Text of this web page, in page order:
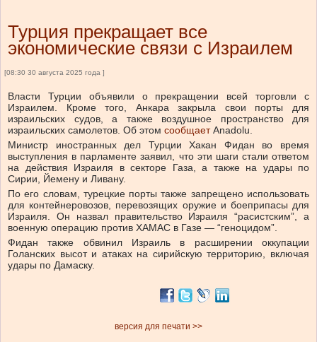
Турция прекращает все
экономические связи с Израилем
[08:30 30 августа 2025 года ]
Власти Турции объявили о прекращении всей торговли с
Израилем. Кроме того, Анкара закрыла свои порты для
израильских судов, а также воздушное пространство для
израильских самолетов. Об этом сообщаетAnadolu.
Министр иностранных дел Турции Хакан Фидан во время
выступления в парламенте заявил, что эти шаги стали ответом
на действия Израиля в секторе Газа, а также на удары по
Сирии, Йемену и Ливану.
По его словам, турецкие порты также запрещено использовать
для контейнеровозов, перевозящих оружие и боеприпасы для
Израиля. Он назвал правительство Израиля “расистским”, а
военную операцию против ХАМАС в Газе — “геноцидом”.
Фидан также обвинил Израиль в расширении оккупации
Голанских высот и атаках на сирийскую территорию, включая
удары по Дамаску.
версия для печати >>